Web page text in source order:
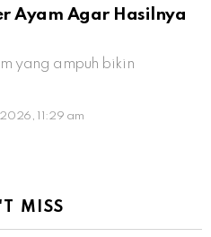
Ayam Agar Hasilnya
yang ampuh bikin
11:29 am
MISS